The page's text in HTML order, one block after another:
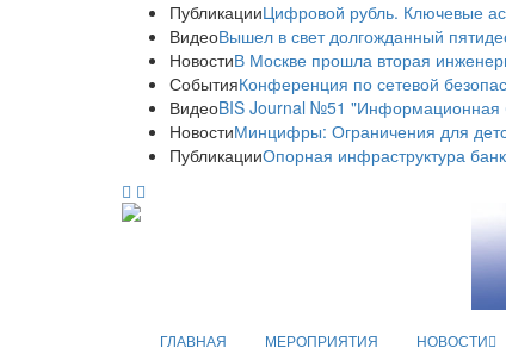
ПубликацииЦифровой рубль. Ключевые
ВидеоВышел в свет долгожданный
НовостиВ Москве прошла вторая
СобытияКонференция по сетевой
ВидеоBIS Journal №51 "Информационная
НовостиМинцифры: Ограничения для
ПубликацииОпорная инфраструктура
ГЛАВНАЯ МЕРОПРИЯТИЯ НОВОСТИ